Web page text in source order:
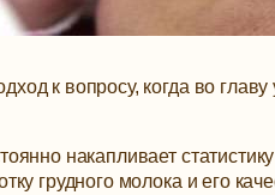
к вопросу, когда во
накапливает
грудного молока и его